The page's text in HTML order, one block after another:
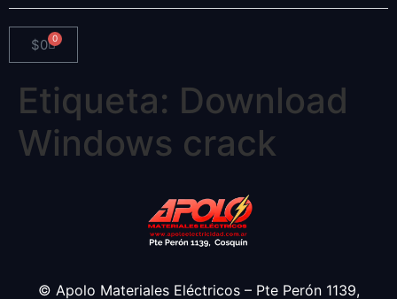
$0 0
Etiqueta: Download
Windows crack
© Apolo Materiales Eléctricos – Pte Perón 1139,